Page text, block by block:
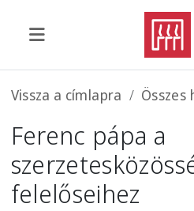
Morzsa
Vissza a címlapra Összes
Ferenc pápa a
felelőseihez